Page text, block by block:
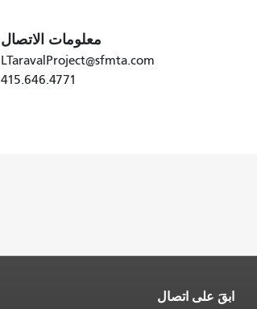
معلومات الاتصال
LTaravalProject@sfmta.com
415.646.4771
ابقَ على اتصال